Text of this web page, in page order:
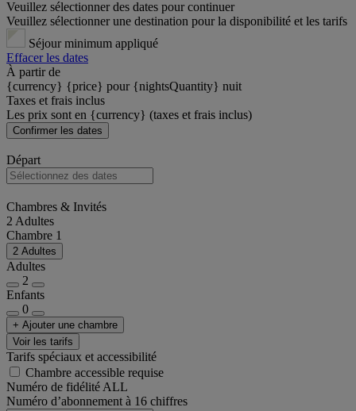
Veuillez sélectionner des dates pour continuer
Veuillez sélectionner une destination pour la disponibilité et les tarifs
Séjour minimum appliqué
Effacer les dates
À partir de
{currency} {price} pour {nightsQuantity} nuit
Taxes et frais inclus
Les prix sont en {currency} (taxes et frais inclus)
Confirmer les dates
Départ
Chambres & Invités
2 Adultes
Chambre 1
2 Adultes
Adultes
2
Enfants
0
+ Ajouter une chambre
Voir les tarifs
Tarifs spéciaux et accessibilité
Chambre accessible requise
Numéro de fidélité ALL
Numéro d’abonnement à 16 chiffres